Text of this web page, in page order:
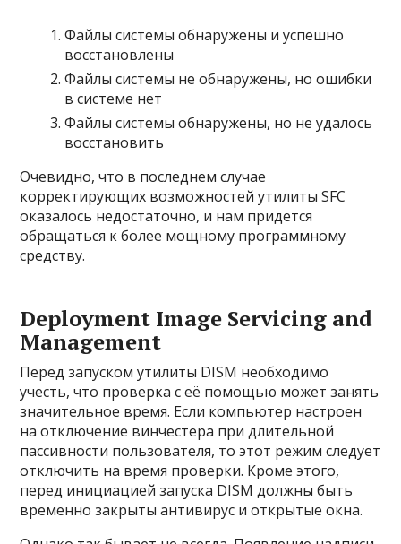
Файлы системы обнаружены и успешно
восстановлены
Файлы системы не обнаружены, но ошибки
в системе нет
Файлы системы обнаружены, но не удалось
восстановить
Очевидно, что в последнем случае
корректирующих возможностей утилиты SFC
оказалось недостаточно, и нам придется
обращаться к более мощному программному
средству.
Deployment Image Servicing and
Management
Перед запуском утилиты DISM необходимо
учесть, что проверка с её помощью может занять
значительное время. Если компьютер настроен
на отключение винчестера при длительной
пассивности пользователя, то этот режим следует
отключить на время проверки. Кроме этого,
перед инициацией запуска DISM должны быть
временно закрыты антивирус и открытые окна.